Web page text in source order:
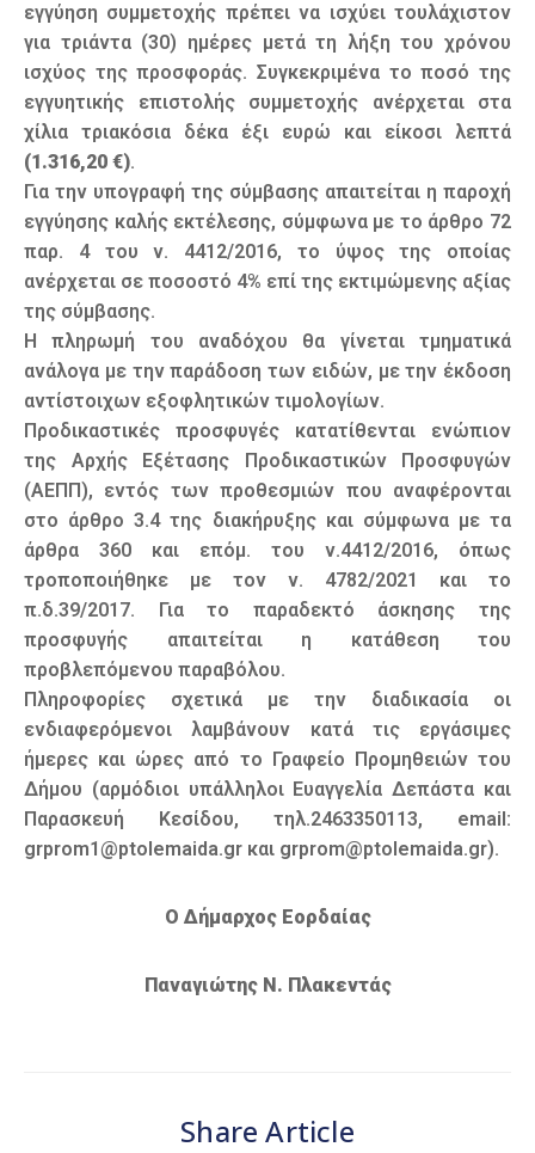
εγγύηση συμμετοχής πρέπει να ισχύει τουλάχιστον
για τριάντα (30) ημέρες μετά τη λήξη του χρόνου
ισχύος της προσφοράς. Συγκεκριμένα το ποσό της
εγγυητικής επιστολής συμμετοχής ανέρχεται στα
χίλια τριακόσια δέκα έξι ευρώ και είκοσι λεπτά
(1.316,20 €).
Για την υπογραφή της σύμβασης απαιτείται η παροχή
εγγύησης καλής εκτέλεσης, σύμφωνα με το άρθρο 72
παρ. 4 του ν. 4412/2016, το ύψος της οποίας
ανέρχεται σε ποσοστό 4% επί της εκτιμώμενης αξίας
της σύμβασης.
Η πληρωμή του αναδόχου θα γίνεται τμηματικά
ανάλογα με την παράδοση των ειδών, με την έκδοση
αντίστοιχων εξοφλητικών τιμολογίων.
Προδικαστικές προσφυγές κατατίθενται ενώπιον
της Αρχής Εξέτασης Προδικαστικών Προσφυγών
(ΑΕΠΠ), εντός των προθεσμιών που αναφέρονται
στο άρθρο 3.4 της διακήρυξης και σύμφωνα με τα
άρθρα 360 και επόμ. του ν.4412/2016, όπως
τροποποιήθηκε με τον ν. 4782/2021 και το
π.δ.39/2017. Για το παραδεκτό άσκησης της
προσφυγής απαιτείται η κατάθεση του
προβλεπόμενου παραβόλου.
Πληροφορίες σχετικά με την διαδικασία οι
ενδιαφερόμενοι λαμβάνουν κατά τις εργάσιμες
ήμερες και ώρες από το Γραφείο Προμηθειών του
Δήμου (αρμόδιοι υπάλληλοι Ευαγγελία Δεπάστα και
Παρασκευή Κεσίδου, τηλ.2463350113, email:
grprom1@ptolemaida.gr και grprom@ptolemaida.gr).
Ο Δήμαρχος Εορδαίας
Παναγιώτης Ν. Πλακεντάς
Share Article